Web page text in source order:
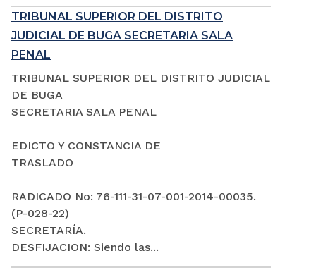
TRIBUNAL SUPERIOR DEL DISTRITO
JUDICIAL DE BUGA SECRETARIA SALA
PENAL
TRIBUNAL SUPERIOR DEL DISTRITO JUDICIAL
DE BUGA
SECRETARIA SALA PENAL
EDICTO Y CONSTANCIA DE
TRASLADO
RADICADO No: 76-111-31-07-001-2014-00035.
(P-028-22)
SECRETARÍA.
DESFIJACION: Siendo las...